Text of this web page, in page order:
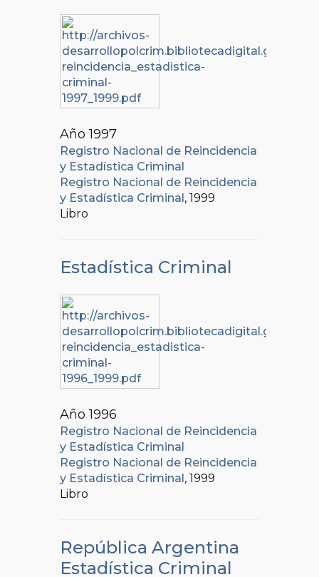
Año 1997
Registro Nacional de Reincidencia
y Estadística Criminal
Registro Nacional de Reincidencia
y Estadística Criminal , 1999
Libro
Estadística Criminal
Año 1996
Registro Nacional de Reincidencia
y Estadística Criminal
Registro Nacional de Reincidencia
y Estadística Criminal , 1999
Libro
República Argentina
Estadística Criminal